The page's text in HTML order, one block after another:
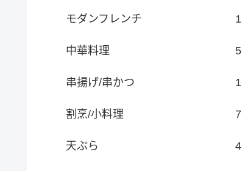
モダンフレンチ 1
中華料理 5
串揚げ/串かつ 1
割烹/小料理 7
天ぷら 4